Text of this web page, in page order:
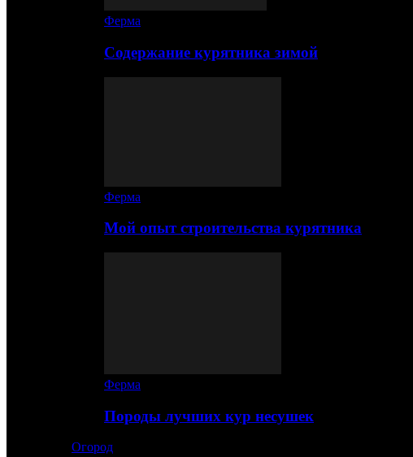
Ферма
Содержание курятника зимой
Ферма
Мой опыт строительства курятника
Ферма
Породы лучших кур несушек
Огород